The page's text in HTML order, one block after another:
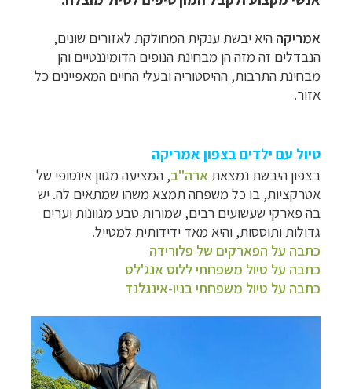
אמריקה היא יבשת ענקית המחולקת לאזורים שונים,
הנבדלים זה מזה הן מבחינת הנופים הדומיננטיים והן
מבחינת התרבות, ההיסטוריה ובעלי החיים המאפיינים כל
אזור.
טיול עם ילדים בצפון אמריקה
בצפון היבשת נמצאת ארה"ב, המציעה מגוון אינסופי של
אטרקציות, בו כל משפחה תמצא משהו שמתאים לה. יש
בה פארקי שעשועים רבים, שמורות טבע מגוונות וערים
גדולות ותוססות, והיא מאד ידידותית למטייל.
כתבה על הפארקים של פלורידה
כתבה על טיול משפחתי ללוס אנג'לס
כתבה על טיול משפחתי בניו-אינגלנד
לחצו לרשימת היעדים »
תכנון טיולים למדינות אירופהלחצו לרשימת היעדים